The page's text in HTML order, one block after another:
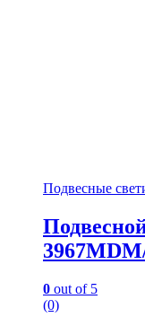
Подвесные
0 out of 5
(0)